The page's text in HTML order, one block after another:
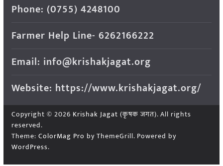
Phone: (0755) 4248100
Farmer Help Line- 6262166222
Email: info@krishakjagat.org
Website: https://www.krishakjagat.org/
Copyright © 2026 Krishak Jagat (कृषक जगत). All rights
reserved.
Theme: ColorMag Pro by ThemeGrill. Powered by
WordPress.